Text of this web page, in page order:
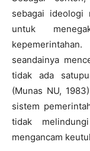
sebagai ideologi
untuk
seandainya
tidak ada
(Munas NU,
sistem
tidak
mengancam